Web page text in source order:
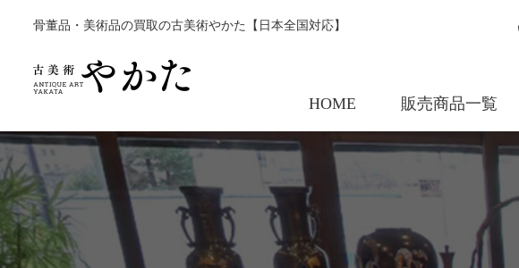
骨董品・美術品の買取の古美術やかた【日本全国対応】
HOME 販売商品一覧